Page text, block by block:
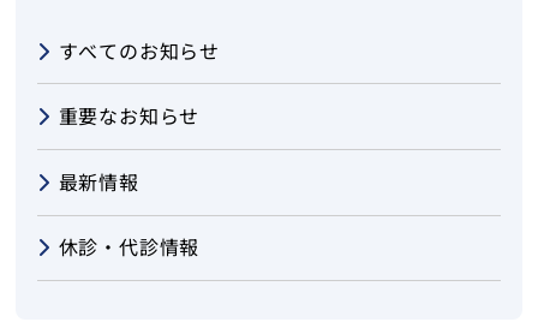
すべてのお知らせ
重要なお知らせ
最新情報
休診・代診情報